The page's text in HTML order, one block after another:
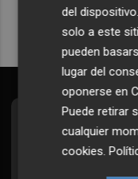
Todos los
del
solo a este
pueden
lugar del
oponerse en
Puede retirar
cualquier
cookies.